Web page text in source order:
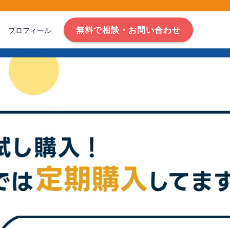
プロフィール 無料で相談・お問い合わせ